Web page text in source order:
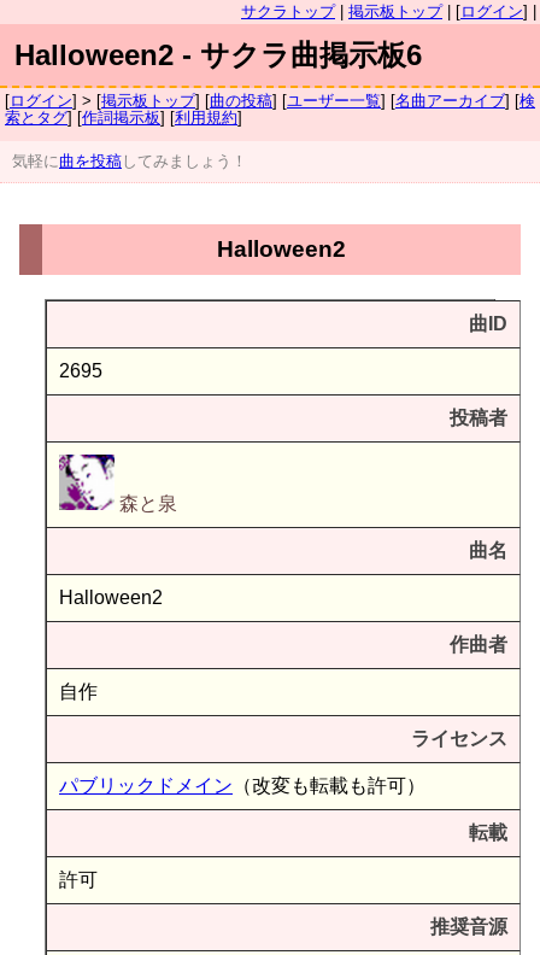
サクラトップ| 掲示板トップ| [ログイン] |
Halloween2 - サクラ曲掲示板6
[ログイン] > [掲示板トップ] [曲の投稿] [ユーザー一覧] [名曲アーカイブ] [検
索とタグ] [作詞掲示板] [利用規約]
気軽に曲を投稿 してみましょう！
Halloween2
曲ID
2695
投稿者
森と泉
曲名
Halloween2
作曲者
自作
ライセンス
パブリックドメイン （改変も転載も許可）
転載
許可
推奨音源